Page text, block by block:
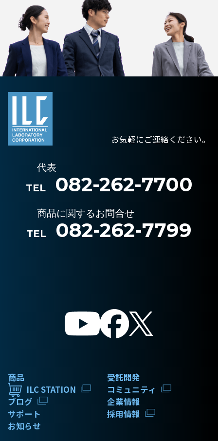
お気軽にご連絡ください。
代表
TEL
082-262-7700
商品に関するお問合せ
TEL
082-262-7799
商品
受託開発
ILC STATION
コミュニティ
ブログ
企業情報
サポート
採用情報
お知らせ